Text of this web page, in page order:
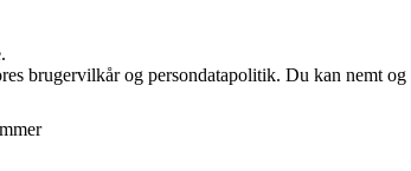
brugervilkår og persondatapolitik. Du kan nemt